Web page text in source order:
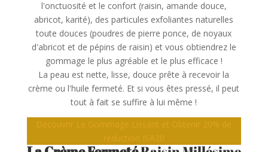
l'onctuosité et le confort (raisin, amande douce,
abricot, karité), des particules exfoliantes naturelles
toute douces (poudres de pierre ponce, de noyaux
d'abricot et de pépins de raisin) et vous obtiendrez le
gommage le plus agréable et le plus efficace !
La peau est nette, lisse, douce prête à recevoir la
crème ou l'huile fermeté. Et si vous êtes pressé, il peut
tout à fait se suffire à lui même !
Découvrir Le Gommage Lissant et Obtenir 20% de
réduction ISA20